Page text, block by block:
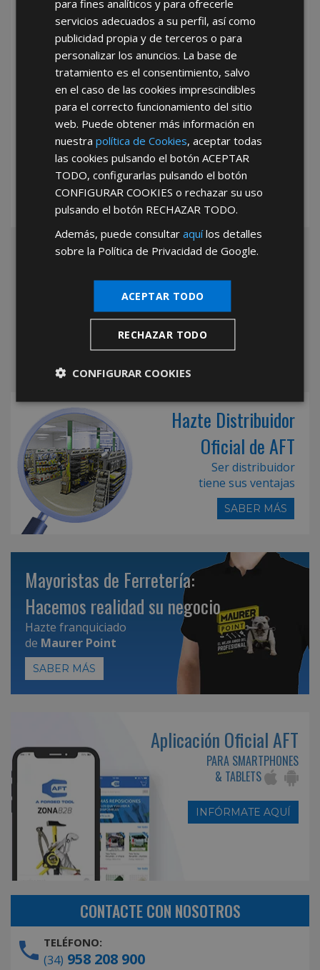
He leído y acepto laPolítica de Privacidad
*Abstenerse particulares, sólo venta a tiendas y empresas minoristas y
mayoristas.
Hazte Distribuidor
Oficial de AFT
Ser distribuidor
tiene sus ventajas
SABER MÁS
Mayoristas de Ferretería:
Hacemos realidad su negocio
Hazte franquiciado
de Maurer Point
SABER MÁS
Aplicación Oficial AFT
PARA SMARTPHONES
& TABLETS
INFÓRMATE AQUÍ
CONTACTE CON NOSOTROS
TELÉFONO:
(34) 958 208 900
para fines analíticos y para ofrecerle
servicios adecuados a su perfil, así como
publicidad propia y de terceros o para
personalizar los anuncios. La base de
tratamiento es el consentimiento, salvo
en el caso de las cookies imprescindibles
para el correcto funcionamiento del sitio
web. Puede obtener más información en
nuestrapolítica de Cookies, aceptar todas
las cookies pulsando el botónACEPTAR
TODO, configurarlas pulsando el botón
CONFIGURAR COOKIES o rechazar su uso
pulsando el botón RECHAZAR TODO.
Además, puede consultaraquílos detalles
sobre la Política de Privacidad de Google.
ACEPTAR TODO
RECHAZAR TODO
CONFIGURAR COOKIES